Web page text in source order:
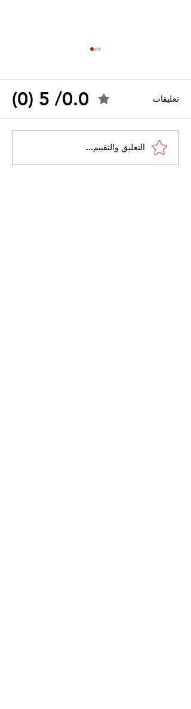
القضاء الإداري يقضي بحل
نقابة "كنابست"
تعليقات 0.0/ 5 (0)
التعليق والتقييم...